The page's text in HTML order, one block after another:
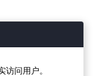
访问用户。